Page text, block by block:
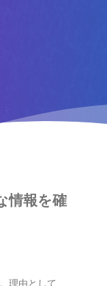
情報を確
理由として